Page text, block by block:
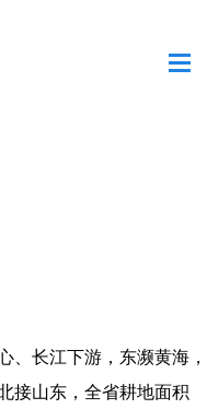
、长江下游，东濒黄海，
接山东，全省耕地面积